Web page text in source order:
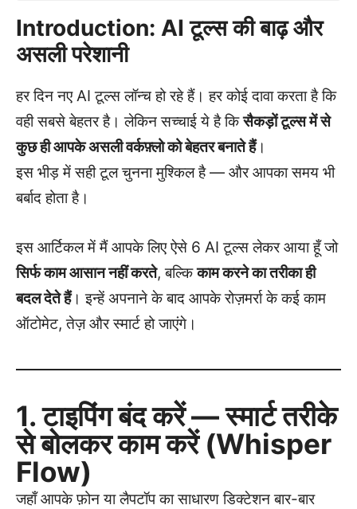
Introduction: AI टूल्स की बाढ़ और
असली परेशानी
हर दिन नए AI टूल्स लॉन्च हो रहे हैं। हर कोई दावा करता है कि
वही सबसे बेहतर है। लेकिन सच्चाई ये है किसैकड़ों टूल्स में से
कुछ ही आपके असली वर्कफ़्लो को बेहतर बनाते हैं।
इस भीड़ में सही टूल चुनना मुश्किल है — और आपका समय भी
बर्बाद होता है।
इस आर्टिकल में मैं आपके लिए ऐसे 6 AI टूल्स लेकर आया हूँ जो
सिर्फ काम आसान नहीं करते, बल्किकाम करने का तरीका ही
बदल देते हैं। इन्हें अपनाने के बाद आपके रोज़मर्रा के कई काम
ऑटोमेट, तेज़ और स्मार्ट हो जाएंगे।
1. टाइपिंग बंद करें — स्मार्ट तरीके
से बोलकर काम करें (Whisper
Flow)
जहाँ आपके फ़ोन या लैपटॉप का साधारण डिक्टेशन बार-बार